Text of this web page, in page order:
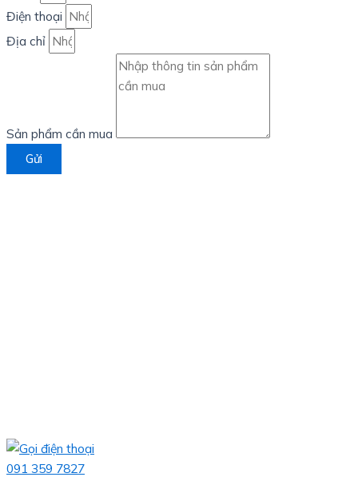
Điện thoại
Địa chỉ
Sản phẩm cần mua
Gửi
091 359 7827